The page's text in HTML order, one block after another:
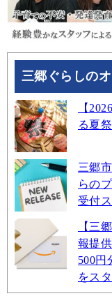
三郷ぐらしのオ
【
る夏
三郷
らの
受付
【三
報提
500円
をス